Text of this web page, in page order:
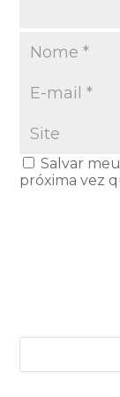
Salvar
próxima vez